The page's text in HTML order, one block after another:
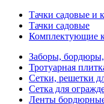
Тачки садовые и
Тачки садовые
Комплектующие
Заборы, бордюры,
Тротуарная
Сетки, решетки
Сетка для
Ленты